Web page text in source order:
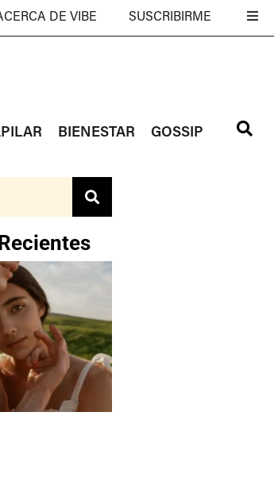
DE VIBE SUSCRIBIRME
BIENESTAR GOSSIP